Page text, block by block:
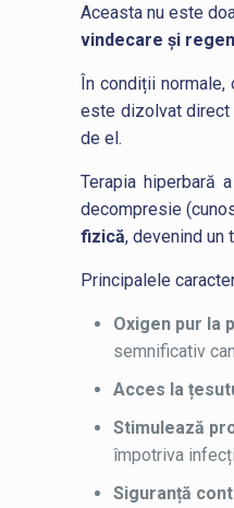
Aceasta nu este
vindecare și
În condiții
este dizolvat direct
de el.
Terapia hiperbară
decompresie
fizică, devenind un
Principalele
Oxigen pur la
semnificativ
Acces la
Stimulează
împotriva
Siguranță